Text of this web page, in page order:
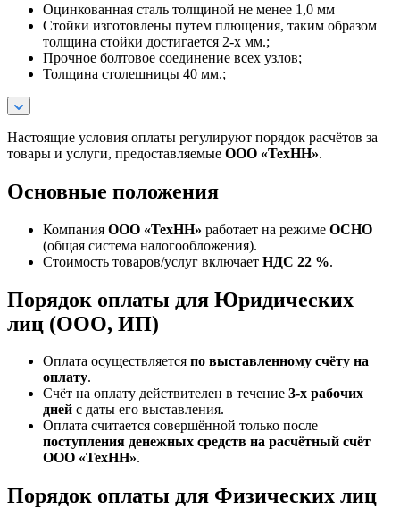
Оцинкованная сталь толщиной не менее 1,0 мм
Стойки изготовлены путем плющения, таким образом
толщина стойки достигается 2-х мм.;
Прочное болтовое соединение всех узлов;
Толщина столешницы 40 мм.;
Настоящие условия оплаты регулируют порядок расчётов за
товары и услуги, предоставляемые ООО «ТехНН».
Основные положения
Компания ООО «ТехНН» работает на режиме ОСНО
(общая система налогообложения).
Стоимость товаров/услуг включает НДС 22 %.
Порядок оплаты для Юридических
лиц (ООО, ИП)
Оплата осуществляется по выставленному счёту на
оплату.
Счёт на оплату действителен в течение 3‑х рабочих
дней с даты его выставления.
Оплата считается совершённой только после
поступления денежных средств на расчётный счёт
ООО «ТехНН».
Порядок оплаты для Физических лиц